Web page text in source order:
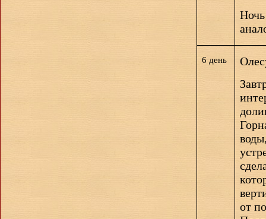
6 день
от